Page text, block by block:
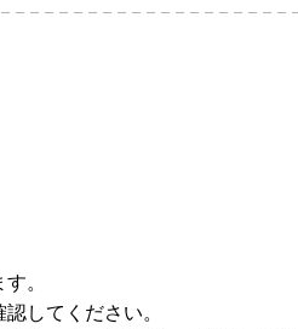
。
してください。